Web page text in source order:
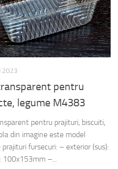
2023
pentru
legume M4383
pentru prajituri, biscuiti,
din imagine este model
fursecuri: – exterior (sus):
100x153mm –...